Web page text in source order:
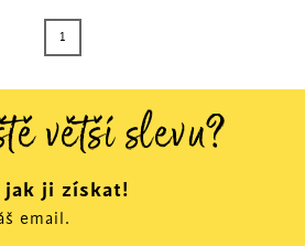
1
větší slevu?
jak ji získat!
email.